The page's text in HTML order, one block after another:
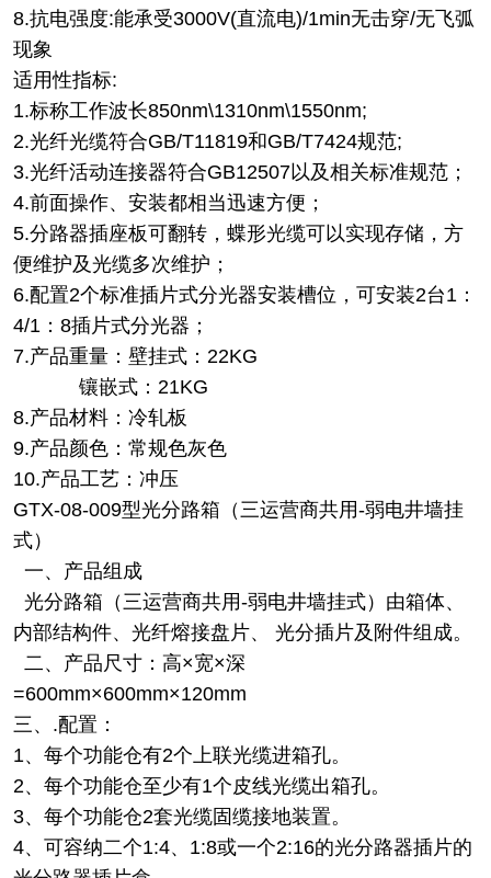
8.抗电强度:能承受3000V(直流电)/1min无击穿/无飞弧
现象
适用性指标:
1.标称工作波长850nm\1310nm\1550nm;
2.光纤光缆符合GB/T11819和GB/T7424规范;
3.光纤活动连接器符合GB12507以及相关标准规范；
4.前面操作、安装都相当迅速方便；
5.分路器插座板可翻转，蝶形光缆可以实现存储，方
便维护及光缆多次维护；
6.配置2个标准插片式分光器安装槽位，可安装2台1：
4/1：8插片式分光器；
7.产品重量：壁挂式：22KG
镶嵌式：21KG
8.产品材料：冷轧板
9.产品颜色：常规色灰色
10.产品工艺：冲压
GTX-08-009型光分路箱（三运营商共用-弱电井墙挂
式）
一、产品组成
光分路箱（三运营商共用-弱电井墙挂式）由箱体、
内部结构件、光纤熔接盘片、 光分插片及附件组成。
二、产品尺寸：高×宽×深
=600mm×600mm×120mm
三、.配置：
1、每个功能仓有2个上联光缆进箱孔。
2、每个功能仓至少有1个皮线光缆出箱孔。
3、每个功能仓2套光缆固缆接地装置。
4、可容纳二个1:4、1:8或一个2:16的光分路器插片的